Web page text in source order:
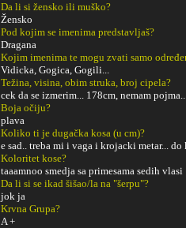
Da li si žensko ili muško?
Žensko
Pod kojim se imenima predstavljaš?
Dragana
Kojim imenima te mogu zvati samo
Vidicka, Gogica, Gogili...
Težina, visina, obim struka, broj cipela?
cek da se izmerim... 178cm, nemam
Boja očiju?
plava
Koliko ti je dugačka kosa (u cm)?
e sad.. treba mi i vaga i krojacki metar...
Koloritet kose?
taaamnoo smedja sa primesama sedih vlasi
Da li si se ikad šišao/la na "šerpu"?
jok ja
Krvna Grupa?
A +